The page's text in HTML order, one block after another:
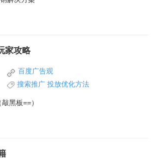
家攻略
百度广告观
搜索推广 投放优化方法
黑板==）